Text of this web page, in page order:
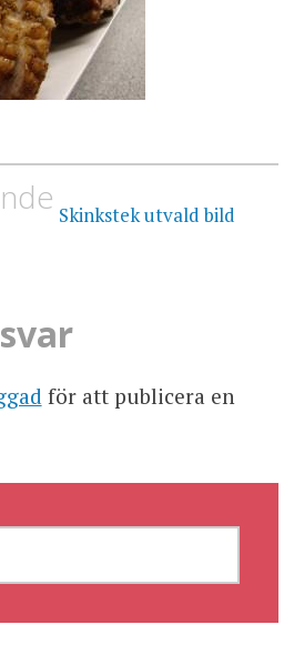
Skinkstek utvald bild
för att publicera en